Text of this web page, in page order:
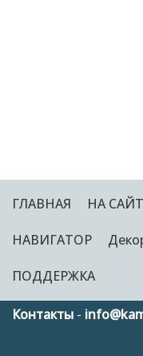
ГЛАВНАЯ НА
НАВИГАТОР
ПОДДЕРЖКА
Контакты -